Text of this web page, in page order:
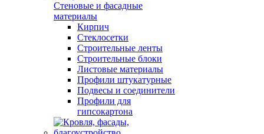
Стеновые и фасадные
материалы
Кирпич
Стеклосетки
Строительные ленты
Строительные блоки
Листовые материалы
Профили штукатурные
Подвесы и соединители
Профили для
гипсокартона